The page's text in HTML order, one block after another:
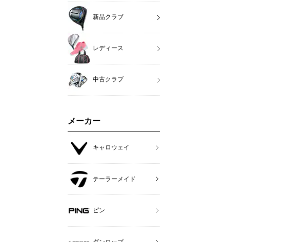
新品クラブ
レディース
中古クラブ
メーカー
キャロウェイ
テーラーメイド
ピン